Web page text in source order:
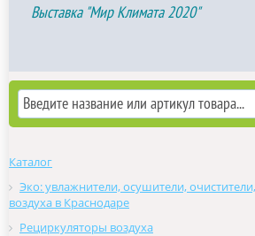
Выставка "Мир Климата 2020"
Каталог
Эко: увлажнители, осушители,
воздуха в Краснодаре
Рециркуляторы воздуха